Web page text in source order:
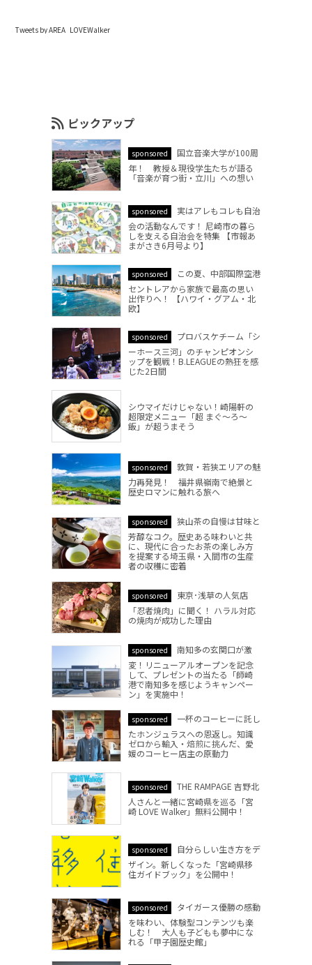
Tweets by AREA_LOVEWalker
ピックアップ
sponsored
国立音楽大学が100周
年！ 教授＆現役学生たちが語る
「音楽が育つ街・立川」への想い
sponsored
実はアレもコレも自治
会の活動なんです！ 尼崎市の暮ら
しを支える自治会を特集 【市報あ
まがさき6月号より】
sponsored
この夏、中部国際空港
セントレアから家族で最高の思い
出作りへ！ 【ハワイ・グアム・北
欧】
sponsored
プロバスケチーム「シ
ーホース三河」のチャンピオンシ
ップを観戦！B.LEAGUEの熱狂を感
じた2日間
シウマイだけじゃない！崎陽軒の
超限定メニュー「超 まぐ～ろ～
飯」が超うまそう
sponsored
敦賀・若狭エリアの魅
力再発見！ 福井県嶺南で絶景と
歴史ロマンに触れる旅へ
sponsored
狭山茶の自慢は甘味と
芳醇なコク。歴史ある味わいと共
に、現代に合ったお茶の楽しみ方
を提案する埼玉県・入間市の生産
者の収穫に密着
sponsored
東京･浅草の人気店
「忍者焼肉」に聞く！ ハラル対応
の焼肉が成功した理由
sponsored
南知多の玄関口が激
変！リニューアルオープンを記念
して、プレゼントの当たる「師崎
港で南知多を感じようキャンペー
ン」を実施中！
sponsored
一杯のコーヒーに託し
たホンジュラスへの恩返し。知識
ゼロから輸入・焙煎に挑んだ、愛
媛のコーヒー店主の原動力
sponsored
THE RAMPAGE 吉野北
人さんと一緒に宮崎県を巡る「宮
崎 LOVE Walker」無料公開中！
sponsored
自分らしい生き方をデ
ザイン。新しくなった「宮崎県移
住ガイドブック」を公開中！
sponsored
タイガース優勝の感動
を味わい、体験型コンテンツも楽
しむ！ 大人も子どもも夢中にな
れる「甲子園歴史館」